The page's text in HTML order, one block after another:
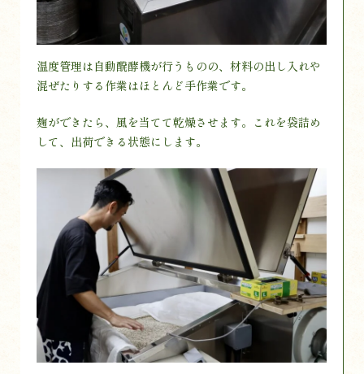
温度管理は自動醗酵機が行うものの、材料の出し入れや
混ぜたりする作業はほとんど手作業です。
麹ができたら、風を当てて乾燥させます。これを袋詰め
して、出荷できる状態にします。